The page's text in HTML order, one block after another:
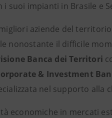
i suoi impianti in Brasile e
aziende del
nonostante il difficile
Banca dei Territori
& Investment
nel supporto alla
economiche in mercati